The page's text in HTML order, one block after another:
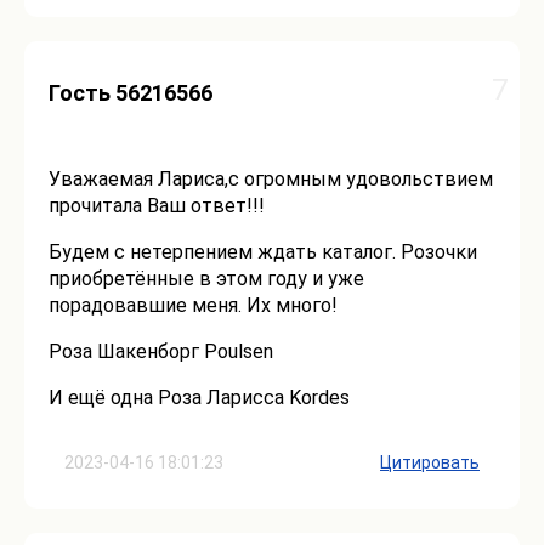
2023-04-16 18:01:23
Гость 56216566
Уважаемая Лариса,с огромным удовольствием
прочитала Ваш ответ!!!
Будем с нетерпением ждать каталог. Розочки
приобретённые в этом году и уже
порадовавшие меня. Их много!
Роза Шакенборг Poulsen
И ещё одна Роза Ларисса Kordes
Цитировать